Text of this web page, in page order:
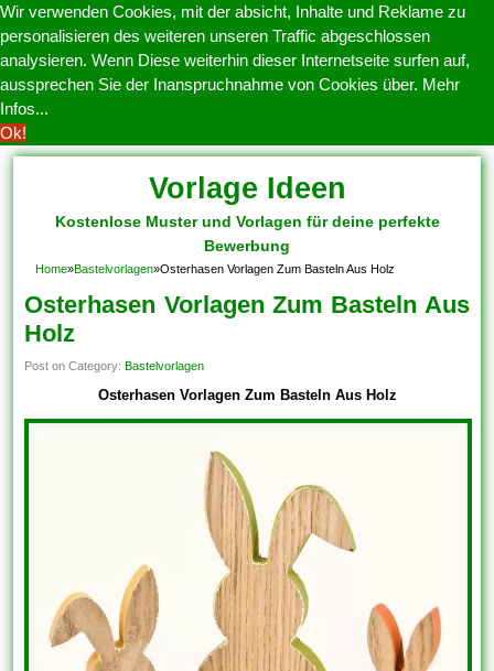
Wir verwenden Cookies, mit der absicht, Inhalte und Reklame zu
personalisieren des weiteren unseren Traffic abgeschlossen
analysieren. Wenn Diese weiterhin dieser Internetseite surfen auf,
aussprechen Sie der Inanspruchnahme von Cookies über. Mehr
Infos...
Ok!
Vorlage Ideen
Kostenlose Muster und Vorlagen für deine perfekte
Bewerbung
Home»Bastelvorlagen»Osterhasen Vorlagen Zum Basteln Aus Holz
Osterhasen Vorlagen Zum Basteln Aus
Holz
Post on Category:Bastelvorlagen
Osterhasen Vorlagen Zum Basteln Aus Holz